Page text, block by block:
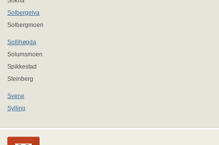
Solbergelva
Solbergmoen
Sollihøgda
Solumsmoen
Spikkestad
Steinberg
Svene
Sylling